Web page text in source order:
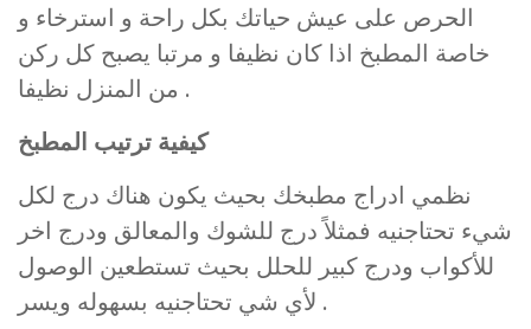
الحرص على عيش حياتك بكل راحة و استرخاء و
خاصة المطبخ اذا كان نظيفا و مرتبا يصبح كل ركن
من المنزل نظيفا .
كيفية ترتيب المطبخ
نظمي ادراج مطبخك بحيث يكون هناك درج لكل
شيء تحتاجنيه فمثلاً درج للشوك والمعالق ودرج اخر
للأكواب ودرج كبير للحلل بحيث تستطعين الوصول
لأي شي تحتاجنيه بسهوله ويسر .